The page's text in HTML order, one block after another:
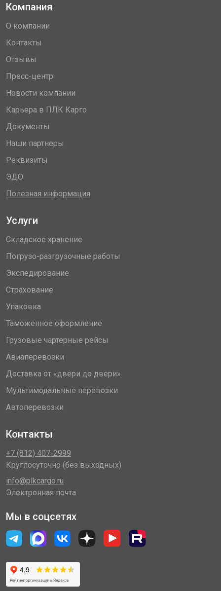
Компания
О компании
Контакты
Отзывы
Пресс-центр
Новости компании
Карьера в ПЛК Карго
Документы
Наши партнеры
Реквизиты
ЭДО
Полезная информация
Услуги
Складское хранение
Погрузо-разгрузочные работы
Экспедирование
Страхование
Упаковка
Таможенное оформление
Грузовые чартерные рейсы
Авиаперевозки
Доставка от «двери до двери»
Мультимодальные перевозки
Автоперевозки
Контакты
+7 (812) 407-2999
Круглосуточно (без выходных)
info@plkcargo.ru
Электронная почта
Мы в соцсетях